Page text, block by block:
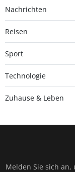
Nachrichten
Reisen
Sport
Technologie
Zuhause & Leben
Melden Sie sich